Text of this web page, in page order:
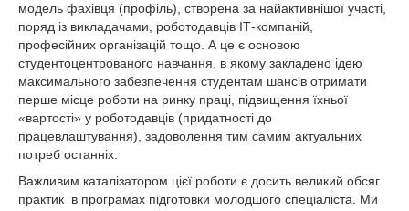
модель фахівця (профіль), створена за найактивнішої участі,
поряд із викладачами, роботодавців ІТ-компаній,
професійних організацій тощо. А це є основою
студентоцентрованого навчання, в якому закладено ідею
максимального забезпечення студентам шансів отримати
перше місце роботи на ринку праці, підвищення їхньої
«вартості» у роботодавців (придатності до
працевлаштування), задоволення тим самим актуальних
потреб останніх.
Важливим каталізатором цієї роботи є досить великий обсяг
практик в програмах підготовки молодшого спеціаліста. Ми